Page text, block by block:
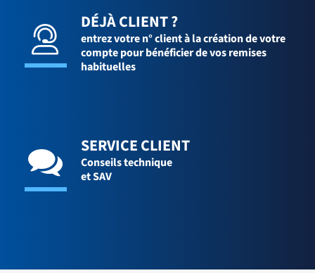
DÉJÀ CLIENT ?
entrez votre n° client à la création de votre
compte pour bénéficier de vos remises
habituelles
SERVICE CLIENT
Conseils technique
et SAV